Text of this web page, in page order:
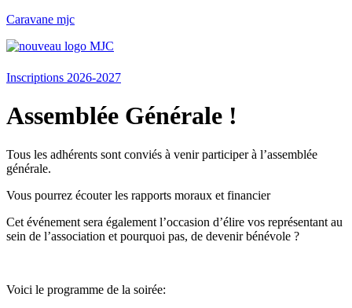
Caravane mjc
Inscriptions 2026-2027
Assemblée Générale !
Tous les adhérents sont conviés à venir participer à l’assemblée
générale.
Vous pourrez écouter les rapports moraux et financier
Cet événement sera également l’occasion d’élire vos représentant au
sein de l’association et pourquoi pas, de devenir bénévole ?
Voici le programme de la soirée: